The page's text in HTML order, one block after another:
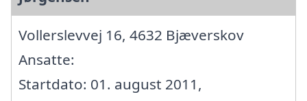
Vollerslevvej 16, 4632 Bjæverskov
Ansatte:
Startdato: 01. august 2011,